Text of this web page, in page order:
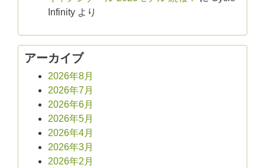
Infinity より
アーカイブ
2026年8月
2026年7月
2026年6月
2026年5月
2026年4月
2026年3月
2026年2月